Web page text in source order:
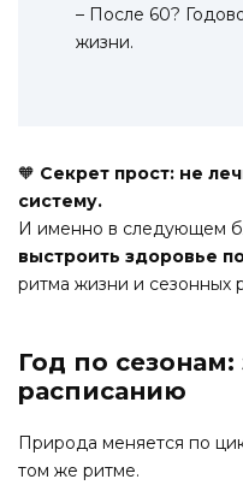
– После 60?
жизни.
🧡 Секрет прост: не
систему.
И именно в следующем
выстроить здоровье
ритма жизни и сезонных
Год по
расписанию
Природа меняется по
том же ритме.